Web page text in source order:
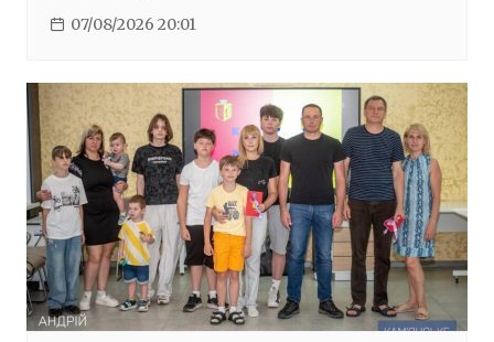
07/08/2026 20:01